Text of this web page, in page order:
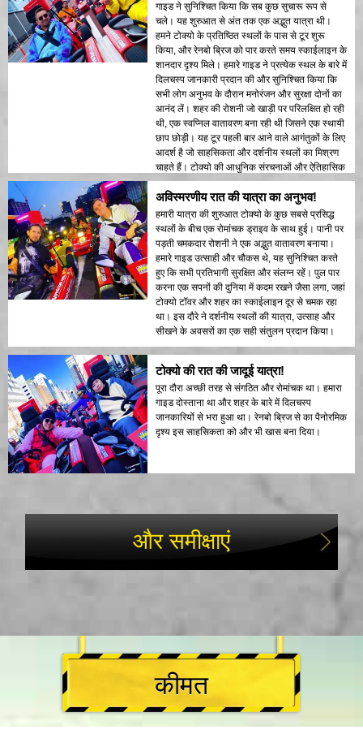
गाइड ने सुनिश्चित किया कि सब कुछ सुचारू रूप से
चले। यह शुरुआत से अंत तक एक अद्भुत यात्रा थी।
हमने टोक्यो के प्रतिष्ठित स्थलों के पास से टूर शुरू
किया, और रेनबो ब्रिज को पार करते समय स्काईलाइन के
शानदार दृश्य मिले। हमारे गाइड ने प्रत्येक स्थल के बारे में
दिलचस्प जानकारी प्रदान की और सुनिश्चित किया कि
सभी लोग अनुभव के दौरान मनोरंजन और सुरक्षा दोनों का
आनंद लें। शहर की रोशनी जो खाड़ी पर परिलक्षित हो रही
थी, एक स्वप्निल वातावरण बना रही थी जिसने एक स्थायी
छाप छोड़ी। यह टूर पहली बार आने वाले आगंतुकों के लिए
आदर्श है जो साहसिकता और दर्शनीय स्थलों का मिश्रण
चाहते हैं। टोक्यो की आधुनिक संरचनाओं और ऐतिहासिक
क्षेत्रों के बीच का विपरीतता रात की रोशनी में खूबसूरती से
प्रदर्शित किया गया। मैं इस टूर की सिफारिश किसी को
भी करूंगा!
अविस्मरणीय रात की यात्रा का अनुभव!
हमारी यात्रा की शुरुआत टोक्यो के कुछ सबसे प्रसिद्ध
स्थलों के बीच एक रोमांचक ड्राइव के साथ हुई। पानी पर
पड़ती चमकदार रोशनी ने एक अद्भुत वातावरण बनाया।
हमारे गाइड उत्साही और चौकस थे, यह सुनिश्चित करते
हुए कि सभी प्रतिभागी सुरक्षित और संलग्न रहें। पुल पार
करना एक सपनों की दुनिया में कदम रखने जैसा लगा, जहां
टोक्यो टॉवर और शहर का स्काईलाइन दूर से चमक रहा
था। इस दौरे ने दर्शनीय स्थलों की यात्रा, उत्साह और
सीखने के अवसरों का एक सही संतुलन प्रदान किया।
टोक्यो की रात की जादूई यात्रा!
पूरा दौरा अच्छी तरह से संगठित और रोमांचक था। हमारा
गाइड दोस्ताना था और शहर के बारे में दिलचस्प
जानकारियों से भरा हुआ था। रेनबो ब्रिज से का पैनोरमिक
दृश्य इस साहसिकता को और भी खास बना दिया।
और समीक्षाएं
कीमत